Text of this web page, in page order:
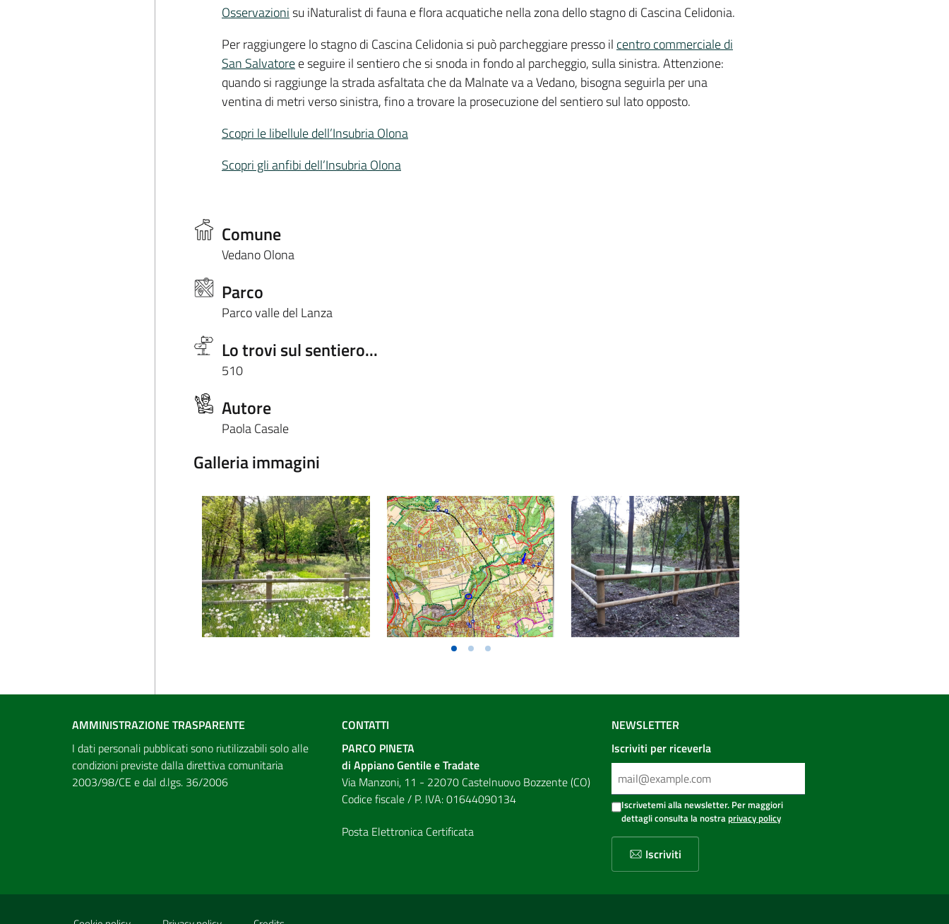
Osservazionisu iNaturalist di fauna e flora acquatiche nella zona dello stagno di Cascina Celidonia.
Per raggiungere lo stagno di Cascina Celidonia si può parcheggiare presso il centro commerciale di
San Salvatoree seguire il sentiero che si snoda in fondo al parcheggio, sulla sinistra. Attenzione:
quando si raggiunge la strada asfaltata che da Malnate va a Vedano, bisogna seguirla per una
ventina di metri verso sinistra, fino a trovare la prosecuzione del sentiero sul lato opposto.
Scopri le libellule dell’Insubria Olona
Scopri gli anfibi dell’Insubria Olona
Comune
Vedano Olona
Parco
Parco valle del Lanza
Lo trovi sul sentiero...
510
Autore
Paola Casale
Galleria immagini
AMMINISTRAZIONE TRASPARENTE
I dati personali pubblicati sono riutilizzabili solo alle
condizioni previste dalla direttiva comunitaria
2003/98/CE e dal d.lgs. 36/2006
CONTATTI
PARCO PINETA
di Appiano Gentile e Tradate
Via Manzoni, 11 - 22070 Castelnuovo Bozzente (CO)
Codice fiscale / P. IVA: 01644090134
Posta Elettronica Certificata
NEWSLETTER
Iscriviti per riceverla
Iscrivetemi alla newsletter. Per maggiori
dettagli consulta la nostraprivacy policy
Iscriviti